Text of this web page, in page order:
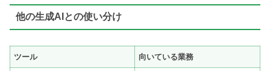
他の生成AIとの使い分け
ツール 向いている業務